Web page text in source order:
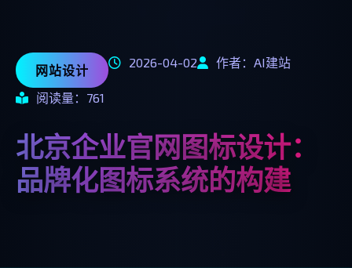
网站设计
2026-04-02 作者：AI建站
阅读量：761
北京企业官网图标设计：
品牌化图标系统的构建